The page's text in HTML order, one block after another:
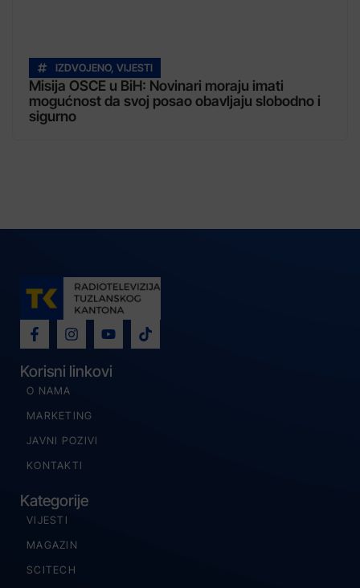
IZDVOJENO, VIJESTI
Misija OSCE u BiH: Novinari moraju imati
mogućnost da svoj posao obavljaju slobodno i
sigurno
Korisni linkovi
O NAMA
MARKETING
JAVNI POZIVI
KONTAKTI
Kategorije
VIJESTI
MAGAZIN
SCITECH